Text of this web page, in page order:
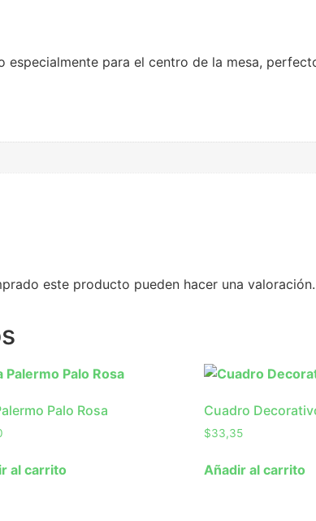
especialmente para el centro de la mesa,
este producto pueden hacer una valoración.
Palo Rosa
al carrito
Cuadro
$33,35
Añadir al carrito